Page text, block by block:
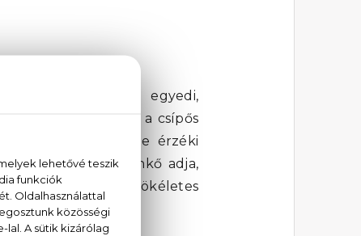
elbűvöl: ez az egyedi,
a friss narancs, a csípős
különleges, szinte érzéki
az édes borostyánkő adja,
Eau De Toilette tökéletes